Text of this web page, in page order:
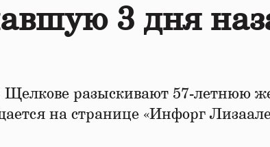
3 дня
Щелкове разыскивают 57-летнюю
на странице «Инфорг